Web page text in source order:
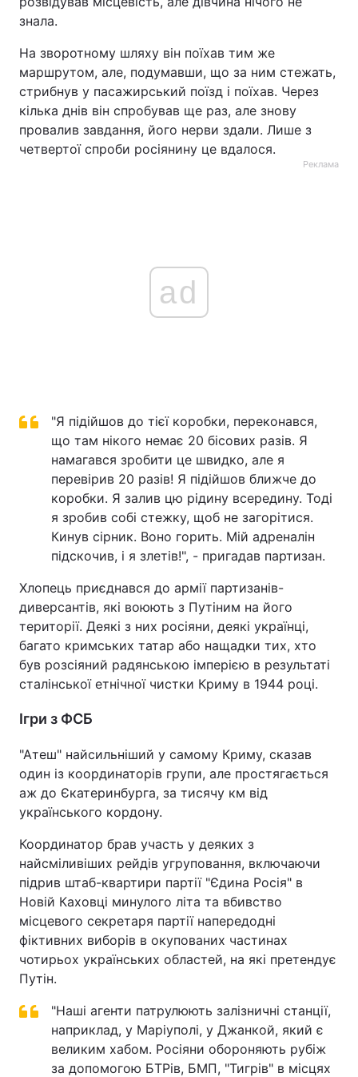
знала.
На зворотному шляху він поїхав тим же
маршрутом, але, подумавши, що за ним стежать,
стрибнув у пасажирський поїзд і поїхав. Через
кілька днів він спробував ще раз, але знову
провалив завдання, його нерви здали. Лише з
четвертої спроби росіянину це вдалося.
Реклама
ad
"Я підійшов до тієї коробки, переконався,
що там нікого немає 20 бісових разів. Я
намагався зробити це швидко, але я
перевірив 20 разів! Я підійшов ближче до
коробки. Я залив цю рідину всередину. Тоді
я зробив собі стежку, щоб не загорітися.
Кинув сірник. Воно горить. Мій адреналін
підскочив, і я злетів!", - пригадав партизан.
Хлопець приєднався до армії партизанів-
диверсантів, які воюють з Путіним на його
території. Деякі з них росіяни, деякі українці,
багато кримських татар або нащадки тих, хто
був розсіяний радянською імперією в результаті
сталінської етнічної чистки Криму в 1944 році.
Ігри з ФСБ
"Атеш" найсильніший у самому Криму, сказав
один із координаторів групи, але простягається
аж до Єкатеринбурга, за тисячу км від
українського кордону.
Координатор брав участь у деяких з
найсміливіших рейдів угруповання, включаючи
підрив штаб-квартири партії "Єдина Росія" в
Новій Каховці минулого літа та вбивство
місцевого секретаря партії напередодні
фіктивних виборів в окупованих частинах
чотирьох українських областей, на які претендує
Путін.
"Наші агенти патрулюють залізничні станції,
наприклад, у Маріуполі, у Джанкой, який є
великим хабом. Росіяни обороняють рубіж
за допомогою БТРів, БМП, "Тигрів" в місцях